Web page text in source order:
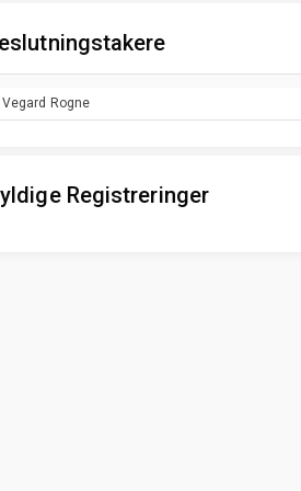
Vegard Rogne
Registreringer